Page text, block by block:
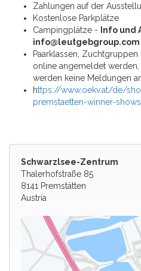
Zahlungen auf der
Kostenlose Parkplätze
Campingplätze -
Info und
info@leutgebgroup.com
Paarklassen,
online angemeldet
werden keine Meldungen
https://www.oekv.at/de/
premstaetten-winner-
Schwarzlsee-Zentrum
Thalerhofstraße 85
8141 Premstätten
Austria